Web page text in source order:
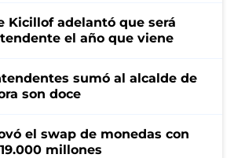
Kicillof adelantó que será
el año que viene
sumó al alcalde de
son doce
el swap de monedas con
millones